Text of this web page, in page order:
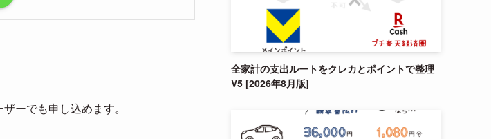
ーでも申し込めます。
全家計の支出ルートをクレカとポイントで整理
V5 [2026年8月版]